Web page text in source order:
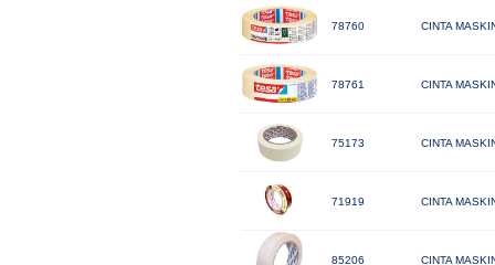
78760 CINTA
78761 CINTA
75173 CINTA
71919 CINTA
85206 CINTA